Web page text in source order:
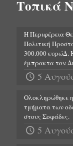
Τοπικά
Η Περιφέρεια
Πολιτική
300.000 ευρώΔ.
έμπρακτα τον
5
Ολοκληρώθηκε
τμήματα των
στους Σοφάδες.
5